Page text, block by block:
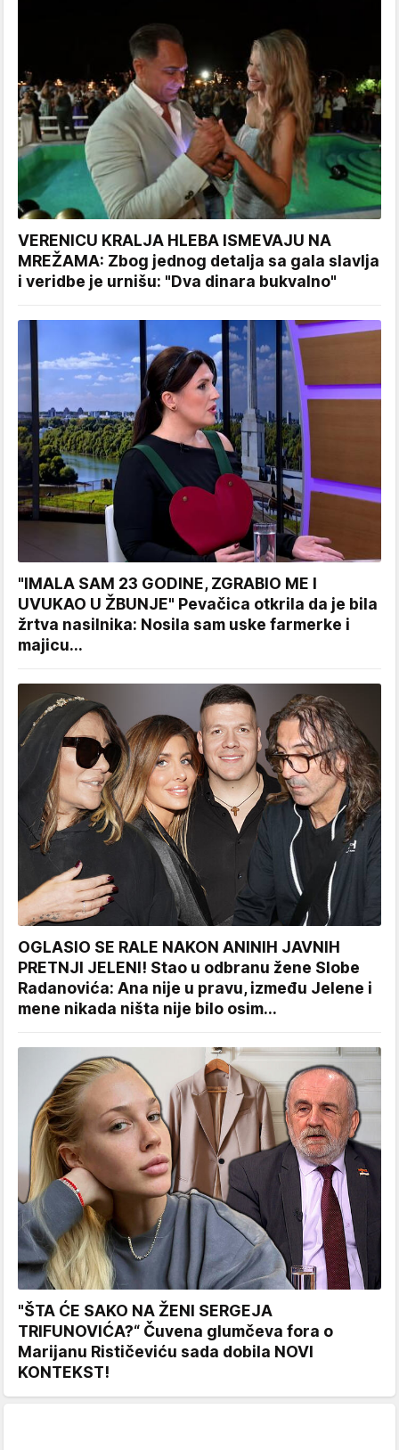
VERENICU KRALJA HLEBA ISMEVAJU NA
MREŽAMA: Zbog jednog detalja sa gala slavlja
i veridbe je urnišu: "Dva dinara bukvalno"
"IMALA SAM 23 GODINE, ZGRABIO ME I
UVUKAO U ŽBUNJE" Pevačica otkrila da je bila
žrtva nasilnika: Nosila sam uske farmerke i
majicu...
OGLASIO SE RALE NAKON ANINIH JAVNIH
PRETNJI JELENI! Stao u odbranu žene Slobe
Radanovića: Ana nije u pravu, između Jelene i
mene nikada ništa nije bilo osim...
"ŠTA ĆE SAKO NA ŽENI SERGEJA
TRIFUNOVIĆA?“ Čuvena glumčeva fora o
Marijanu Rističeviću sada dobila NOVI
KONTEKST!